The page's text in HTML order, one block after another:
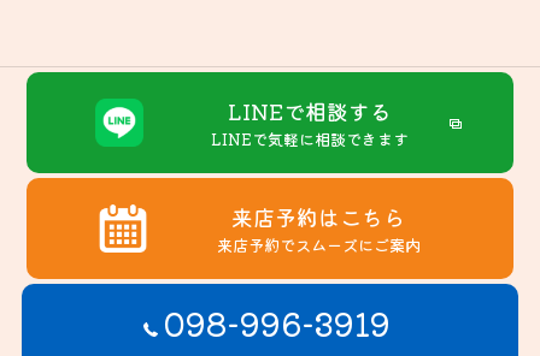
LINEで相談する
LINEで気軽に相談できます
来店予約はこちら
来店予約でスムーズにご案内
098-996-3919